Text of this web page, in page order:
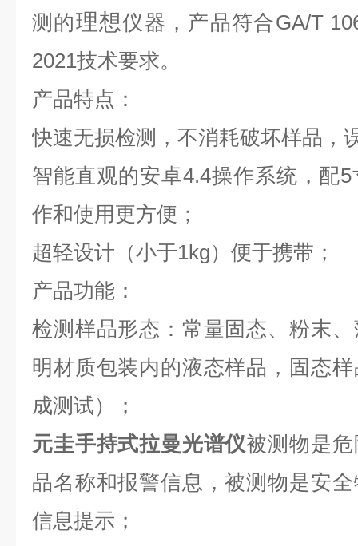
测的理想仪器，产品符合GA/T
2021技术要求。
产品特点：
快速无损检测，不消耗破坏样品，
智能直观的安卓4.4操作系统，配
作和使用更方便；
超轻设计（小于1kg）便于携带；
产品功能：
检测样品形态：常量固态、粉末
明材质包装内的液态样品，固态
成测试）；
元圭手持式拉曼光谱仪被测物是
品名称和报警信息，被测物是安
信息提示；